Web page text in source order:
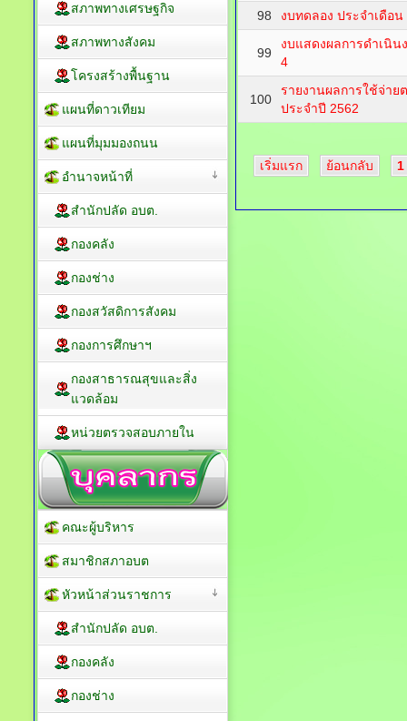
98
งบทดลอง ประจำเดือ
99
งบแสดงผลการดำเนิน
4
100
รายงานผลการใช้จ่าย
ประจำปี 2562
เริ่มแรก ย้อนกลับ 1
สภาพทางเศรษฐกิจ
สภาพทางสังคม
โครงสร้างพื้นฐาน
แผนที่ดาวเทียม
แผนที่มุมมองถนน
อำนาจหน้าที่
สำนักปลัด อบต.
กองคลัง
กองช่าง
กองสวัสดิการสังคม
กองการศึกษาฯ
กองสาธารณสุขและสิ่ง
แวดล้อม
หน่วยตรวจสอบภายใน
คณะผู้บริหาร
สมาชิกสภาอบต
หัวหน้าส่วนราชการ
สำนักปลัด อบต.
กองคลัง
กองช่าง